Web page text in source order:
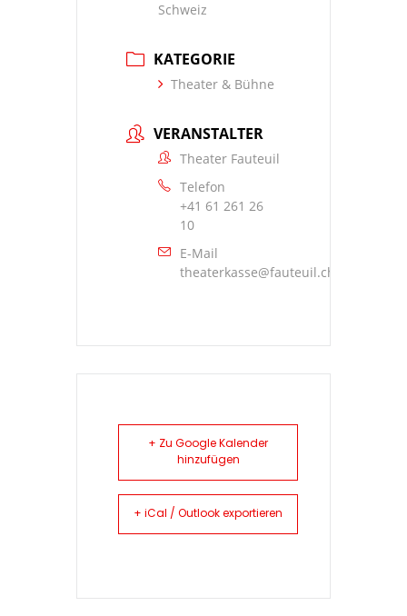
Schweiz
KATEGORIE
Theater & Bühne
VERANSTALTER
Theater Fauteuil
Telefon
+41 61 261 26
10
E-Mail
theaterkasse@fauteuil.ch
+ Zu Google Kalender
hinzufügen
+ iCal / Outlook exportieren